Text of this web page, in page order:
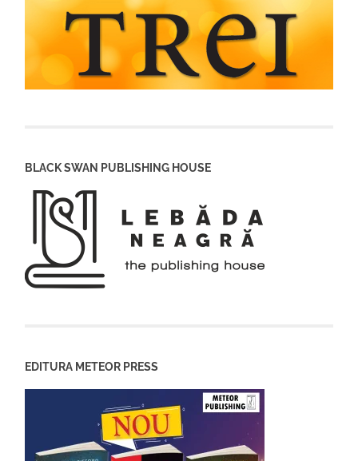
BLACK SWAN PUBLISHING HOUSE
EDITURA METEOR PRESS